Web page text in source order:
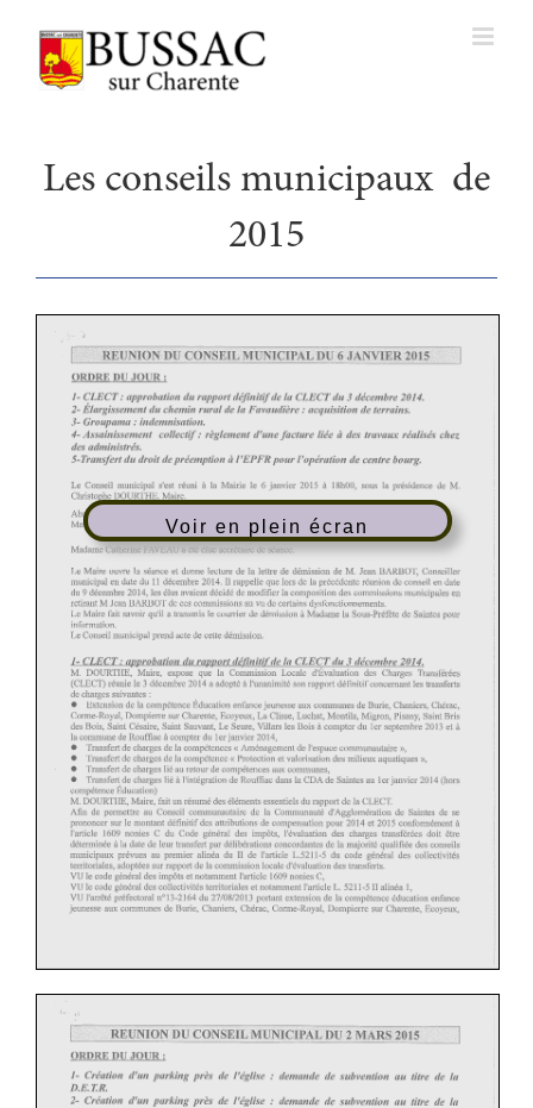
contenu
Les conseils municipaux de
2015
Voir en plein écran